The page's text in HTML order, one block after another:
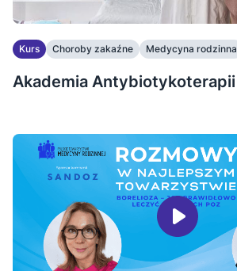
Kurs Choroby zakaźne Medycyna rodzinna
Akademia Antybiotykoterapii